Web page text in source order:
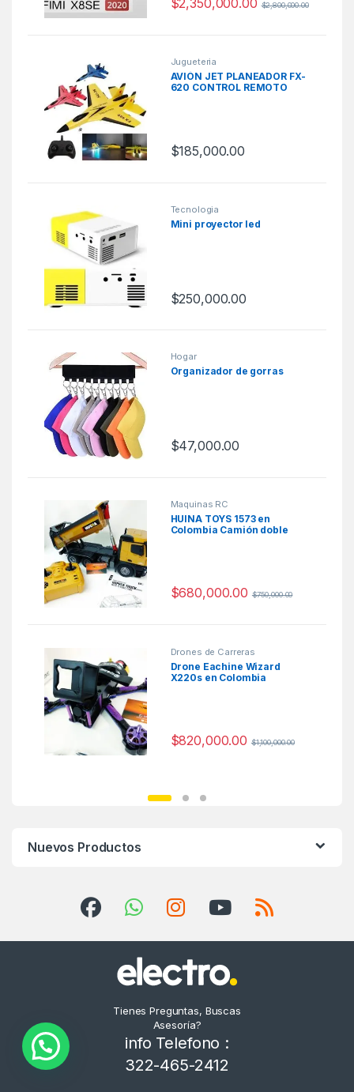
$2,800,000.00
Jugueteria
AVIÓN JET PLANEADOR FX-
620 CONTROL REMOTO
$185,000.00
Tecnologia
Mini proyector led
$250,000.00
Hogar
Organizador de gorras
$47,000.00
Maquinas RC
HUINA TOYS 1573 en
Colombia Camión doble
$680,000.00 $750,000.00
Drones de Carreras
Drone Eachine Wizard
X220s en Colombia
$820,000.00 $1,100,000.00
Nuevos Productos
Tienes Preguntas, Buscas
Asesoría?
info Telefono :
322-465-2412